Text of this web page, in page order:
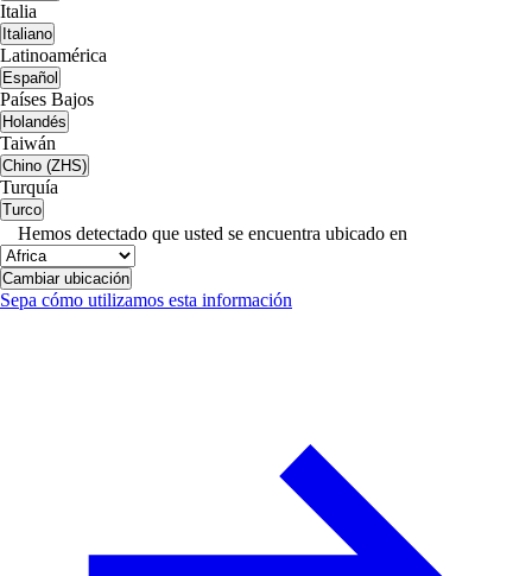
Italia
Italiano
Latinoamérica
Español
Países Bajos
Holandés
Taiwán
Chino (ZHS)
Turquía
Turco
Hemos detectado que usted se encuentra ubicado en
Cambiar ubicación
Sepa cómo utilizamos esta información